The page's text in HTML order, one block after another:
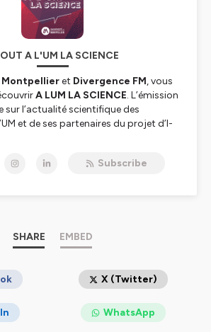
A L'UM LA SCIENCE
Montpellieret Divergence FM, vous
A LUM LA SCIENCE. L’émission
sur l’actualité scientifique des
et de ses partenaires du projet d’I-
A L'UM la science. Subscribe
SHARE EMBED
X (Twitter)
WhatsApp